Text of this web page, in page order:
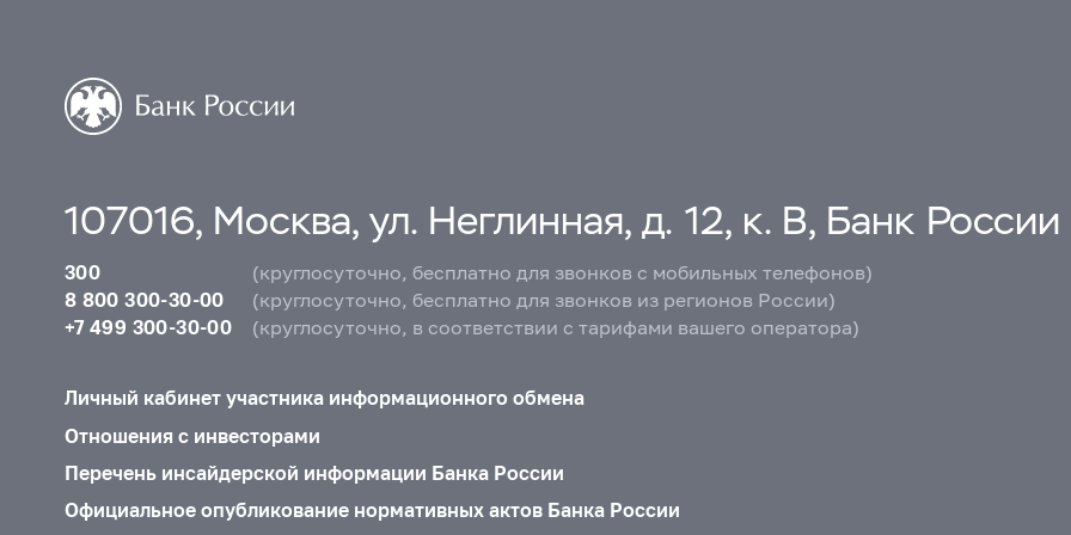
107016, Москва, ул. Неглинная, д. 12, к. В, Банк России
300
(круглосуточно, бесплатно для звонков с мобильных телефонов)
8 800 300-30-00
(круглосуточно, бесплатно для звонков из регионов России)
+7 499 300-30-00
(круглосуточно, в соответствии с тарифами вашего оператора)
Личный кабинет участника информационного обмена
Отношения с инвесторами
Перечень инсайдерской информации Банка России
Официальное опубликование нормативных актов Банка России